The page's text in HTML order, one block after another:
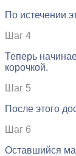
По истечении
Шаг 4
Теперь
корочкой.
Шаг 5
После этого
Шаг 6
Оставшийся